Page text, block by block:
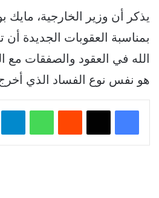
يذكر أن وزير الخارجية، مايك
بمناسبة العقوبات الجديدة
الله في العقود والصفقات مع
هو نفس نوع الفساد الذي أخرج
واتساب